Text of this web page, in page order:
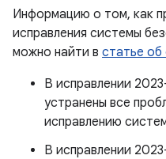
Информацию о том, как
исправления системы
можно найти в статье об
В исправлении
устранены все
исправлению
В исправлении